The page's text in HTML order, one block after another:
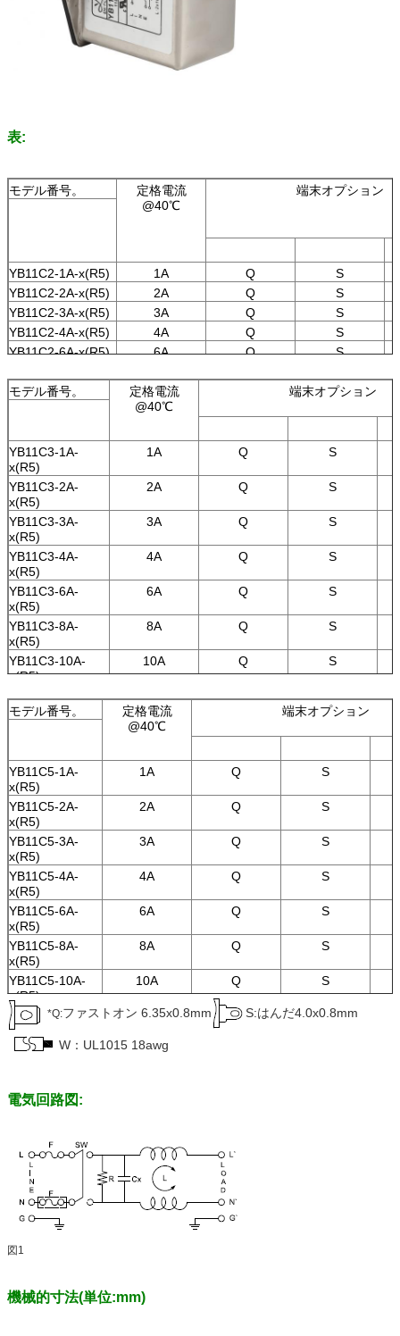
表:
モデル番号。
定格電流
@40℃
端末オプション
YB11C2-1A-x(R5) 1A Q
S
YB11C2-2A-x(R5)
2A Q
S
YB11C2-3A-x(R5)
3A Q
S
YB11C2-4A-x(R5)
4A Q
S
YB11C2-6A-x(R5)
6A Q
S
YB11C2-10A-
10A S
モデル番号。
定格電流
@40℃
端末オプション
YB11C3-1A-
x(R5)
1A Q S
YB11C3-2A-
x(R5)
2A Q S
YB11C3-3A-
x(R5)
3A Q S
YB11C3-4A-
x(R5)
4A Q S
YB11C3-6A-
x(R5)
6A Q S
YB11C3-8A-
x(R5)
8A Q S
YB11C3-10A-
x(R5)
10A Q S
YB11C4-1A-
x(R5)
1A Q S
2A
YB11C4-3A-
x(R5)
3A Q S
YB11C4-4A-
x(R5)
4A Q S
YB11C4-6A-
x(R5)
6A Q S
YB11C4-8A-
x(R5)
8A Q S
YB11C4-10A-
x(R5)
10A Q S
モデル番号。
定格電流
@40℃
端末オプション
YB11C5-1A-
x(R5)
1A Q S
YB11C5-2A-
x(R5)
2A Q S
YB11C5-3A-
x(R5)
3A Q S
YB11C5-4A-
x(R5)
4A Q S
YB11C5-6A-
x(R5)
6A Q S
YB11C5-8A-
x(R5)
8A Q S
YB11C5-10A-
x(R5)
10A Q S
YB11C6-1A-
x(R5)
1A Q S
YB11C6-2A-
2A
x(R5)
YB11C6-6A-
x(R5)
6A Q
YB11C6-8A-
x(R5)
8A
YB11C6-10A-
Q
*Q:ファストオン 6.35x0.8mm S:はんだ4.0x0.8mm
W：UL1015 18awg
電気回路図:
図1
機械的寸法(単位:mm)